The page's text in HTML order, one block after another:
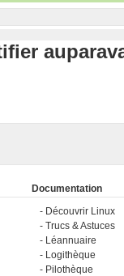
Documentation
Découvrir Linux
Trucs & Astuces
Léannuaire
Logithèque
Pilothèque